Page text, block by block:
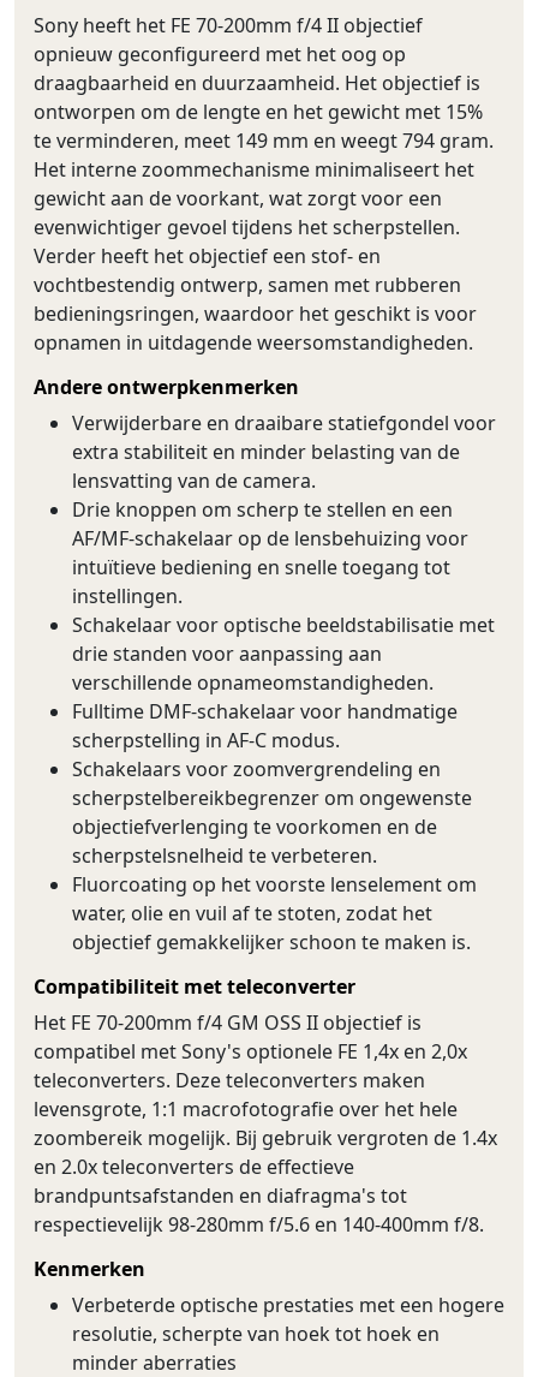
Sony heeft het FE 70-200mm f/4 II objectief
opnieuw geconfigureerd met het oog op
draagbaarheid en duurzaamheid. Het objectief is
ontworpen om de lengte en het gewicht met 15%
te verminderen, meet 149 mm en weegt 794 gram.
Het interne zoommechanisme minimaliseert het
gewicht aan de voorkant, wat zorgt voor een
evenwichtiger gevoel tijdens het scherpstellen.
Verder heeft het objectief een stof- en
vochtbestendig ontwerp, samen met rubberen
bedieningsringen, waardoor het geschikt is voor
opnamen in uitdagende weersomstandigheden.
Andere ontwerpkenmerken
Verwijderbare en draaibare statiefgondel voor
extra stabiliteit en minder belasting van de
lensvatting van de camera.
Drie knoppen om scherp te stellen en een
AF/MF-schakelaar op de lensbehuizing voor
intuïtieve bediening en snelle toegang tot
instellingen.
Schakelaar voor optische beeldstabilisatie met
drie standen voor aanpassing aan
verschillende opnameomstandigheden.
Fulltime DMF-schakelaar voor handmatige
scherpstelling in AF-C modus.
Schakelaars voor zoomvergrendeling en
scherpstelbereikbegrenzer om ongewenste
objectiefverlenging te voorkomen en de
scherpstelsnelheid te verbeteren.
Fluorcoating op het voorste lenselement om
water, olie en vuil af te stoten, zodat het
objectief gemakkelijker schoon te maken is.
Compatibiliteit met teleconverter
Het FE 70-200mm f/4 GM OSS II objectief is
compatibel met Sony's optionele FE 1,4x en 2,0x
teleconverters. Deze teleconverters maken
levensgrote, 1:1 macrofotografie over het hele
zoombereik mogelijk. Bij gebruik vergroten de 1.4x
en 2.0x teleconverters de effectieve
brandpuntsafstanden en diafragma's tot
respectievelijk 98-280mm f/5.6 en 140-400mm f/8.
Kenmerken
Verbeterde optische prestaties met een hogere
resolutie, scherpte van hoek tot hoek en
minder aberraties